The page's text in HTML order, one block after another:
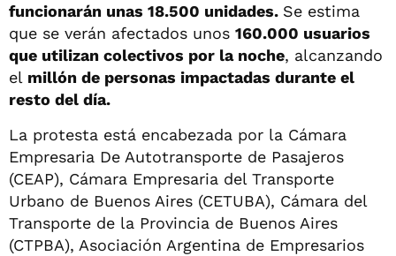
funcionarán unas 18.500 unidades. Se estima
que se verán afectados unos 160.000 usuarios
que utilizan colectivos por la noche, alcanzando
el millón de personas impactadas durante el
resto del día.
La protesta está encabezada por la Cámara
Empresaria De Autotransporte de Pasajeros
(CEAP), Cámara Empresaria del Transporte
Urbano de Buenos Aires (CETUBA), Cámara del
Transporte de la Provincia de Buenos Aires
(CTPBA), Asociación Argentina de Empresarios